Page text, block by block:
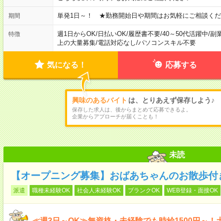
期間 単発1日～！ ★勤務開始日や期間はお気軽にご相談く
特徴 週1日からOK/日払いOK/履歴書不要/40～50代活躍中/副
上の大量募集/電話対応なし/パソコンスキル不要
気になる！ 応募する
興味のあるバイト は、とりあえず保存しよう♪
保存した求人は、後からまとめて応募できるよ。
企業からアプローチが届くことも！
未読
【オープニング募集】おばあちゃんのお散歩
派遣 職種未経験OK 社会人未経験OK ブランクOK WEB登録・面接OK